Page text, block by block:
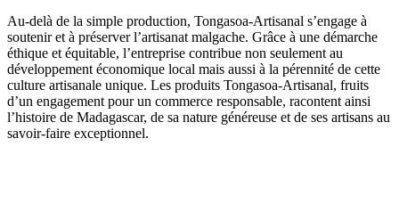
Au-delà de la simple production, Tongasoa-Artisanal s’engage à
soutenir et à préserver l’artisanat malgache. Grâce à une démarche
éthique et équitable, l’entreprise contribue non seulement au
développement économique local mais aussi à la pérennité de cette
culture artisanale unique. Les produits Tongasoa-Artisanal, fruits
d’un engagement pour un commerce responsable, racontent ainsi
l’histoire de Madagascar, de sa nature généreuse et de ses artisans au
savoir-faire exceptionnel.